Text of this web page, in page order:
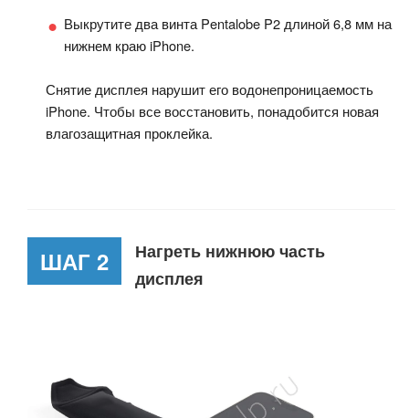
Выкрутите два винта Pentalobe P2 длиной 6,8 мм на
нижнем краю iPhone.
Снятие дисплея нарушит его водонепроницаемость
iPhone. Чтобы все восстановить, понадобится новая
влагозащитная проклейка.
ШАГ 2
Нагреть нижнюю часть
дисплея